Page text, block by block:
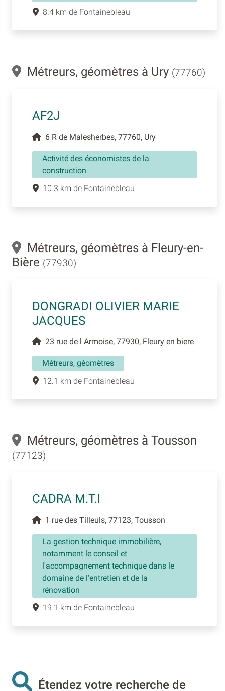
8.4 km de Fontainebleau
Métreurs, géomètres à Ury (77760)
AF2J
6 R de Malesherbes, 77760, Ury
Activité des économistes de la
construction
10.3 km de Fontainebleau
Métreurs, géomètres à Fleury-en-
Bière (77930)
DONGRADI OLIVIER MARIE
JACQUES
23 rue de l Armoise, 77930, Fleury en biere
Métreurs, géomètres
12.1 km de Fontainebleau
Métreurs, géomètres à Tousson
(77123)
CADRA M.T.I
1 rue des Tilleuls, 77123, Tousson
La gestion technique immobilière,
notamment le conseil et
l'accompagnement technique dans le
domaine de l'entretien et de la
rénovation
19.1 km de Fontainebleau
Étendez votre recherche de